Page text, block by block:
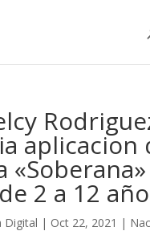
aplicacion
2 a 12
Digital | Oct 22, 2021 |